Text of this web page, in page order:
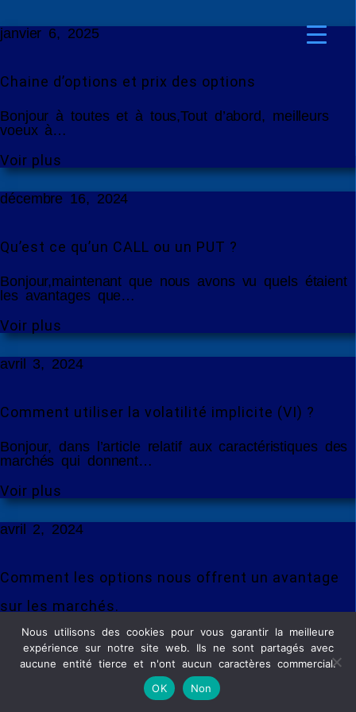
janvier 6, 2025
Chaine d’options et prix des options
Bonjour à toutes et à tous,Tout d’abord, meilleurs
voeux à…
Voir plus
décembre 16, 2024
Qu’est ce qu’un CALL ou un PUT ?
Bonjour,maintenant que nous avons vu quels étaient
les avantages que…
Voir plus
avril 3, 2024
Comment utiliser la volatilité implicite (VI) ?
Bonjour, dans l’article relatif aux caractéristiques des
marchés qui donnent…
Voir plus
avril 2, 2024
Comment les options nous offrent un avantage
sur les marchés.
Bonjour, avant de rentrer dans le vif du sujet des…
Voir plus
Nous utilisons des cookies pour vous garantir la meilleure
expérience sur notre site web. Ils ne sont partagés avec
aucune entité tierce et n'ont aucun caractères commercial.
OK
Non